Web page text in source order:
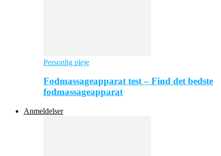
Personlig pleje
Fodmassageapparat test – Find det bedste
fodmassageapparat
Anmeldelser